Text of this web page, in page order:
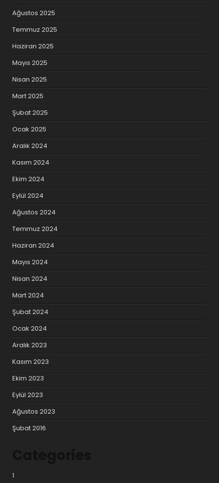
Ağustos 2025
Temmuz 2025
Haziran 2025
Mayıs 2025
Nisan 2025
Mart 2025
Şubat 2025
Ocak 2025
Aralık 2024
Kasım 2024
Ekim 2024
Eylül 2024
Ağustos 2024
Temmuz 2024
Haziran 2024
Mayıs 2024
Nisan 2024
Mart 2024
Şubat 2024
Ocak 2024
Aralık 2023
Kasım 2023
Ekim 2023
Eylül 2023
Ağustos 2023
Şubat 2016
1